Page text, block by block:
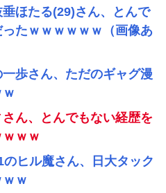
垂ほたる(29)さん、とんで
たｗｗｗｗｗｗ（画像あ
一歩さん、ただのギャグ漫
さん、とんでもない経歴を
ｗｗ
のヒル魔さん、日大タック
ｗ